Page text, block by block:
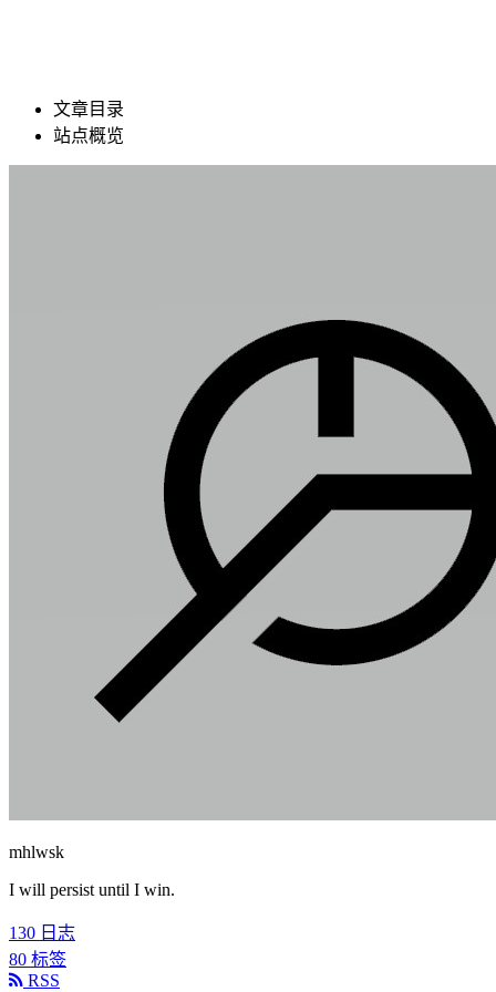
文章目录
站点概览
mhlwsk
I will persist until I win.
130 日志
80 标签
RSS